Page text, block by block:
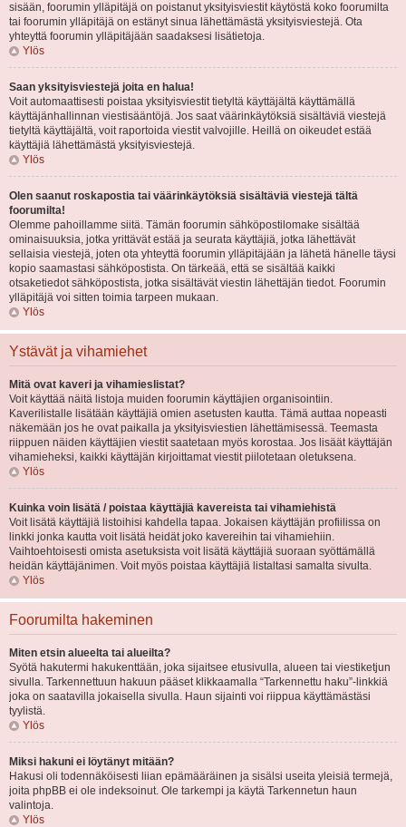
sisään, foorumin ylläpitäjä on poistanut yksityisviestit käytöstä koko foorumilta
tai foorumin ylläpitäjä on estänyt sinua lähettämästä yksityisviestejä. Ota
yhteyttä foorumin ylläpitäjään saadaksesi lisätietoja.
Ylös
Saan yksityisviestejä joita en halua!
Voit automaattisesti poistaa yksityisviestit tietyltä käyttäjältä käyttämällä
käyttäjänhallinnan viestisääntöjä. Jos saat väärinkäytöksiä sisältäviä viestejä
tietyltä käyttäjältä, voit raportoida viestit valvojille. Heillä on oikeudet estää
käyttäjiä lähettämästä yksityisviestejä.
Ylös
Olen saanut roskapostia tai väärinkäytöksiä sisältäviä viestejä tältä
foorumilta!
Olemme pahoillamme siitä. Tämän foorumin sähköpostilomake sisältää
ominaisuuksia, jotka yrittävät estää ja seurata käyttäjiä, jotka lähettävät
sellaisia viestejä, joten ota yhteyttä foorumin ylläpitäjään ja lähetä hänelle täysi
kopio saamastasi sähköpostista. On tärkeää, että se sisältää kaikki
otsaketiedot sähköpostista, jotka sisältävät viestin lähettäjän tiedot. Foorumin
ylläpitäjä voi sitten toimia tarpeen mukaan.
Ylös
Ystävät ja vihamiehet
Mitä ovat kaveri ja vihamieslistat?
Voit käyttää näitä listoja muiden foorumin käyttäjien organisointiin.
Kaverilistalle lisätään käyttäjiä omien asetusten kautta. Tämä auttaa nopeasti
näkemään jos he ovat paikalla ja yksityisviestien lähettämisessä. Teemasta
riippuen näiden käyttäjien viestit saatetaan myös korostaa. Jos lisäät käyttäjän
vihamieheksi, kaikki käyttäjän kirjoittamat viestit piilotetaan oletuksena.
Ylös
Kuinka voin lisätä / poistaa käyttäjiä kavereista tai vihamiehistä
Voit lisätä käyttäjiä listoihisi kahdella tapaa. Jokaisen käyttäjän profiilissa on
linkki jonka kautta voit lisätä heidät joko kavereihin tai vihamiehiin.
Vaihtoehtoisesti omista asetuksista voit lisätä käyttäjiä suoraan syöttämällä
heidän käyttäjänimen. Voit myös poistaa käyttäjiä listaltasi samalta sivulta.
Ylös
Foorumilta hakeminen
Miten etsin alueelta tai alueilta?
Syötä hakutermi hakukenttään, joka sijaitsee etusivulla, alueen tai viestiketjun
sivulla. Tarkennettuun hakuun pääset klikkaamalla “Tarkennettu haku”-linkkiä
joka on saatavilla jokaisella sivulla. Haun sijainti voi riippua käyttämästäsi
tyylistä.
Ylös
Miksi hakuni ei löytänyt mitään?
Hakusi oli todennäköisesti liian epämääräinen ja sisälsi useita yleisiä termejä,
joita phpBB ei ole indeksoinut. Ole tarkempi ja käytä Tarkennetun haun
valintoja.
Ylös